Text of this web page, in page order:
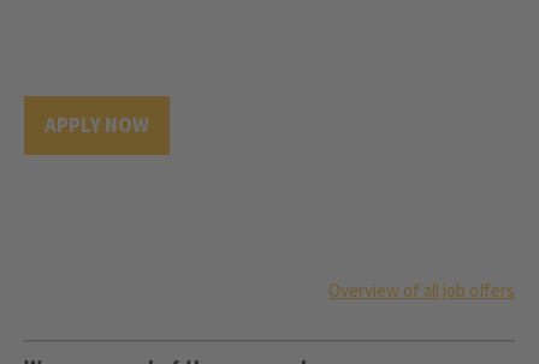
APPLY NOW
Overview of all job offers